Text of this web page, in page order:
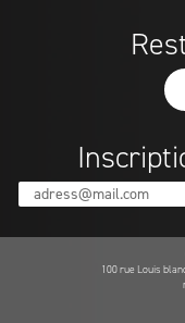
adress@mail.com
100 rue Louis